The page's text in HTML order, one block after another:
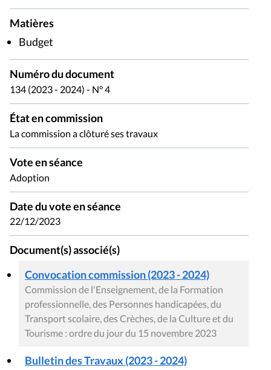
Matières
Budget
Numéro du document
134 (2023 - 2024) - N° 4
État en commission
La commission a clôturé ses travaux
Vote en séance
Adoption
Date du vote en séance
22/12/2023
Document(s) associé(s)
Convocation commission (2023 - 2024)
Commission de l'Enseignement, de la Formation
professionnelle, des Personnes handicapées, du
Transport scolaire, des Crèches, de la Culture et du
Tourisme : ordre du jour du 15 novembre 2023
Bulletin des Travaux (2023 - 2024)